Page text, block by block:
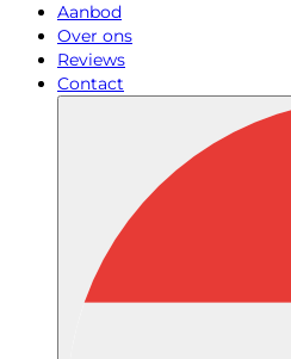
Aanbod
Over ons
Reviews
Contact